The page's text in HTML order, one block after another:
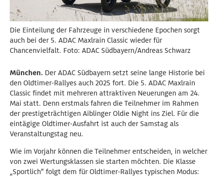
Die Einteilung der Fahrzeuge in verschiedene Epochen sorgt
auch bei der 5. ADAC Maxlrain Classic wieder für
Chancenvielfalt. Foto: ADAC Südbayern/Andreas Schwarz
München. Der ADAC Südbayern setzt seine lange Historie bei
den Oldtimer-Rallyes auch 2025 fort. Die 5. ADAC Maxlrain
Classic findet mit mehreren attraktiven Neuerungen am 24.
Mai statt. Denn erstmals fahren die Teilnehmer im Rahmen
der prestigeträchtigen Aiblinger Oldie Night ins Ziel. Für die
eintägige Oldtimer-Ausfahrt ist auch der Samstag als
Veranstaltungstag neu.
Wie im Vorjahr können die Teilnehmer entscheiden, in welcher
von zwei Wertungsklassen sie starten möchten. Die Klasse
„Sportlich“ folgt dem für Oldtimer-Rallyes typischen Modus: